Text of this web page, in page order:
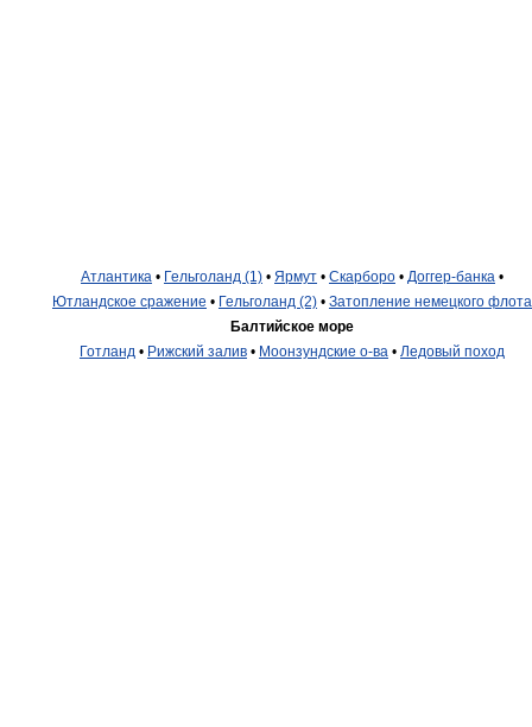
Атлантика • Гельголанд (1) • Ярмут • Скарборо • Доггер-банка •
Ютландское сражение • Гельголанд (2) • Затопление немецкого флота
Балтийское море
Готланд • Рижский залив • Моонзундские о-ва • Ледовый поход